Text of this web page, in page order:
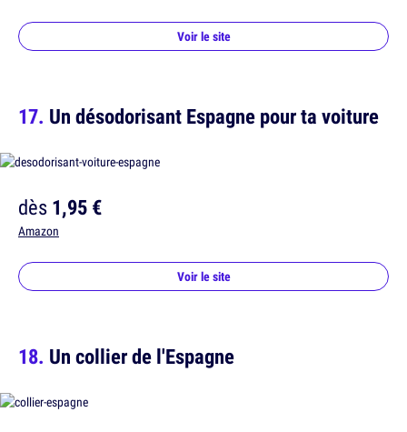
Voir le site
Un désodorisant Espagne pour ta voiture
dès1,95 €
Amazon
Voir le site
Un collier de l'Espagne